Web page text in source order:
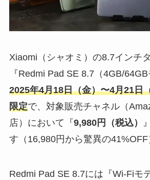
Xiaomi（シャオミ）の8.7インチ
『Redmi Pad SE 8.7（4GB/64GB
2025年4月18日（金）〜4月21日
限定で、対象販売チャネル（
店）において『9,980円（税込）
す（16,980円から驚異の41%OFF
Redmi Pad SE 8.7には『Wi-Fiモ